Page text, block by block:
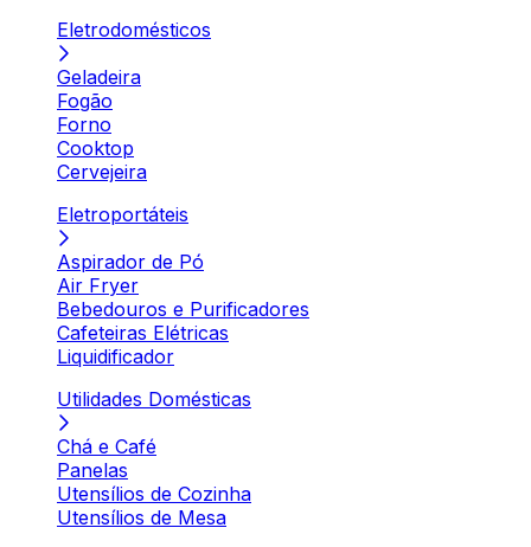
Eletrodomésticos
Geladeira
Fogão
Forno
Cooktop
Cervejeira
Eletroportáteis
Aspirador de Pó
Air Fryer
Bebedouros e Purificadores
Cafeteiras Elétricas
Liquidificador
Utilidades Domésticas
Chá e Café
Panelas
Utensílios de Cozinha
Utensílios de Mesa